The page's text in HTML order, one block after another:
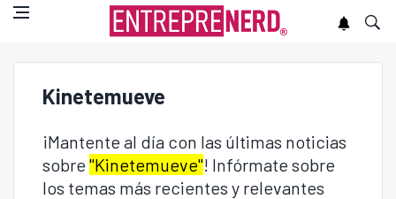
Kinetemueve
¡Mantente al día con las últimas noticias
sobre "Kinetemueve"! Infórmate sobre
los temas más recientes y relevantes